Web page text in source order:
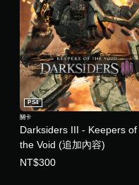
Darksiders III - Keepers of
the Void (追加內容)
PS4
關卡
NT$300